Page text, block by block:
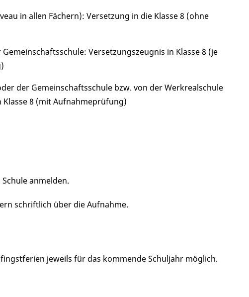
in allen Fächern): Versetzung in die Klasse 8 (ohne
Versetzungszeugnis in Klasse 8 (je
der Gemeinschaftsschule bzw. von der Werkrealschule
8 (mit Aufnahmeprüfung)
anmelden.
schriftlich über die Aufnahme.
jeweils für das kommende Schuljahr möglich.